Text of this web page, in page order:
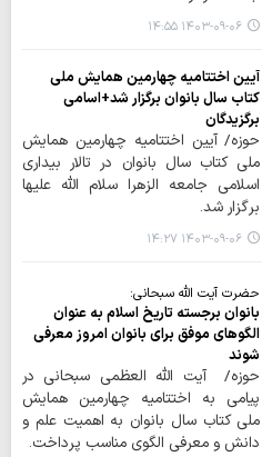
۱۴۰۳-۰۹-۰۶ ۱۴:۵۵
آیین اختتامیه چهارمین همایش ملی
کتاب سال بانوان برگزار شد+اسامی
برگزیدگان
حوزه/ آیین اختتامیه چهارمین همایش
ملی کتاب سال بانوان در تالار بیداری
اسلامی جامعه الزهرا سلام الله علیها
برگزار شد.
۱۴۰۳-۰۹-۰۶ ۱۴:۲۷
حضرت آیت الله سبحانی:
بانوان برجسته تاریخ اسلام به عنوان
الگوهای موفق برای بانوان امروز معرفی
شوند
حوزه/ آیت الله العظمی سبحانی در
پیامی به اختتامیه چهارمین همایش
ملی کتاب سال بانوان به اهمیت علم و
دانش و معرفی الگوی مناسب پرداخت.